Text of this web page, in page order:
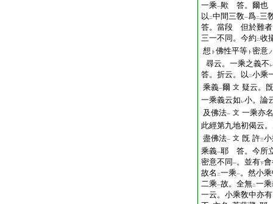
一乘一歟 答。爾也
以 二中間三敎一爲二三
答。當段 但於難者
三一不同。今約 二收
想 ト 佛性平等 ト 密意ノ
尋云。一乘之義不 レ
答。折云。以 二小乘
乘義一爾 文 疑云。
一乘義云如 レ小。論
及佛法一 文 一乘亦名
此經第九地初偈云
盡佛法一 文 旣 許三
乘義一耶 答。今所
密意不同 一。並有下會
故名 二一乘一。然小
二乘一故。全無二一
一云。小乘敎中亦有